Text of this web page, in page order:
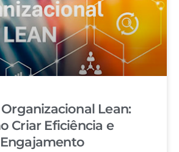
Lean:
Criar Eficiência e
Engajamento